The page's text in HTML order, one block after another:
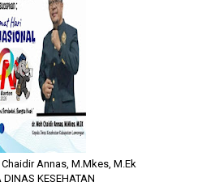
Annas, M.Mkes, M.Ek
DINAS KESEHATAN